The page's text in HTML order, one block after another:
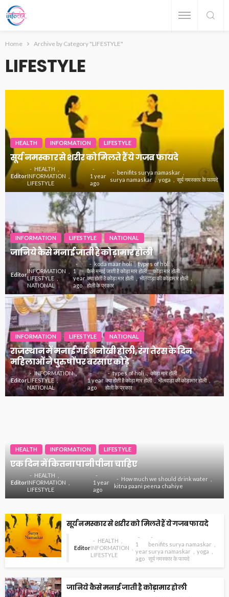
Home Archive by Category "LIFESTYLE"
LIFESTYLE
HEALTH INFORMATION LIFESTYLE
सूर्य नमस्कार से शरीर को मिलते हैं ये गजब फायदे
Editor
HEALTH
INFORMATION
LIFESTYLE
1 year
ago
benifits surya namaskar
surya namaskar
yoga सूर्य नमस्कार के फायदे
INFORMATION LIFESTYLE NATIONAL
जानिये कैसे मनाई जाती है कोड़ामार होली
Editor
INFORMATION
LIFESTYLE
NATIONAL
1
year
ago
koda maar holi
types of holi
कैसे मनाई जाती है कोड़ा मार होली
कोड़ा मार होली
क्या होती है कोड़ा मार होली
भीलवाड़ा की कोड़ामार होली
होली के प्रकार
INFORMATION LIFESTYLE NATIONAL
राजस्थान में मनाई गई अनोखी होली, रंग तेरस के दिन
महिलाओं ने पुरुषों पर बरसाए कोड़े
Editor
INFORMATION
LIFESTYLE
NATIONAL
1 year
ago
types of holi
कोड़ा मार होली
क्या होती है कोड़ा मार होली
भीलवाड़ा की कोड़ामार होली
होली के प्रकार
HEALTH INFORMATION LIFESTYLE
एक दिन में कितना पानी पीना चाहिए
Editor
HEALTH
INFORMATION
LIFESTYLE
1 year
ago
How much we should drink water
kitna paani peena chahiye
सूर्य नमस्कार से शरीर को मिलते हैं ये गजब फायदे
Editor
HEALTH
INFORMATION
LIFESTYLE
1
year
ago
benifits surya namaskar
surya namaskar
yoga
सूर्य नमस्कार के फायदे
जानिये कैसे मनाई जाती है कोड़ामार होली